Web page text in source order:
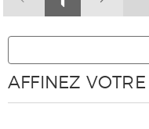
AFFINEZ